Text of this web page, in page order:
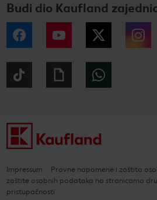
Budi dio Kaufland
Facebook YouTube Twitter
Giphy
Impressum Pravne napomene i zaštita
zaštite osobnih podataka na stranicama
pristupačnosti